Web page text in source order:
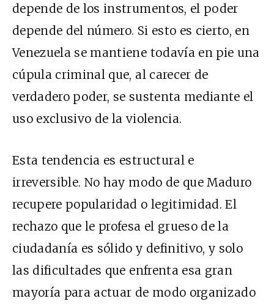
depende de los instrumentos, el poder
depende del número. Si esto es cierto, en
Venezuela se mantiene todavía en pie una
cúpula criminal que, al carecer de
verdadero poder, se sustenta mediante el
uso exclusivo de la violencia.
Esta tendencia es estructural e
irreversible. No hay modo de que Maduro
recupere popularidad o legitimidad. El
rechazo que le profesa el grueso de la
ciudadanía es sólido y definitivo, y solo
las dificultades que enfrenta esa gran
mayoría para actuar de modo organizado